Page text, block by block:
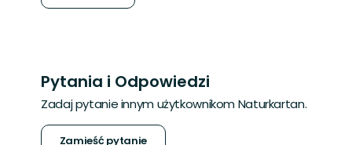
Pytania i Odpowiedzi
Zadaj pytanie innym użytkownikom Naturkartan.
Zamieść pytanie